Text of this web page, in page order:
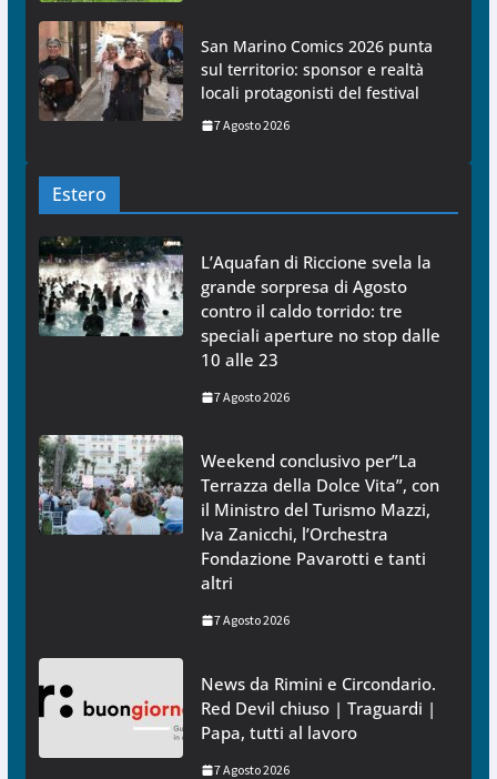
San Marino Comics 2026 punta
sul territorio: sponsor e realtà
locali protagonisti del festival
7 Agosto 2026
Estero
L’Aquafan di Riccione svela la
grande sorpresa di Agosto
contro il caldo torrido: tre
speciali aperture no stop dalle
10 alle 23
7 Agosto 2026
Weekend conclusivo per”La
Terrazza della Dolce Vita”, con
il Ministro del Turismo Mazzi,
Iva Zanicchi, l’Orchestra
Fondazione Pavarotti e tanti
altri
7 Agosto 2026
News da Rimini e Circondario.
Red Devil chiuso | Traguardi |
Papa, tutti al lavoro
7 Agosto 2026